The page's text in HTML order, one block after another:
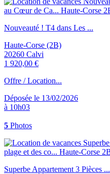
Nouveauté ! T4 dans Les ...
Haute-Corse (2B)
20260 Calvi
1 920,00 €
Offre / Location...
Déposée le 13/02/2026
à 10h03
5 Photos
Superbe Appartement 3 Pièces ...